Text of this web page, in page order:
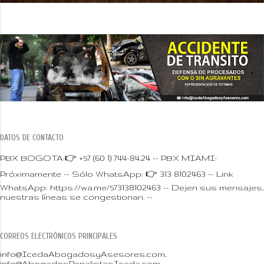
DATOS DE CONTACTO
PBX BOGOTA:👉 +57 (60 1) 744-84.24 -- PBX MIAMI:
Próximamente -- Sólo WhatsApp: 👉 313 8102463 -- Link
WhatsApp: https://wa.me/573138102463 -- Dejen sus mensajes,
nuestras líneas se congestionan. --
CORREOS ELECTRÓNICOS PRINCIPALES
info@IcedaAbogadosyAsesores.com,